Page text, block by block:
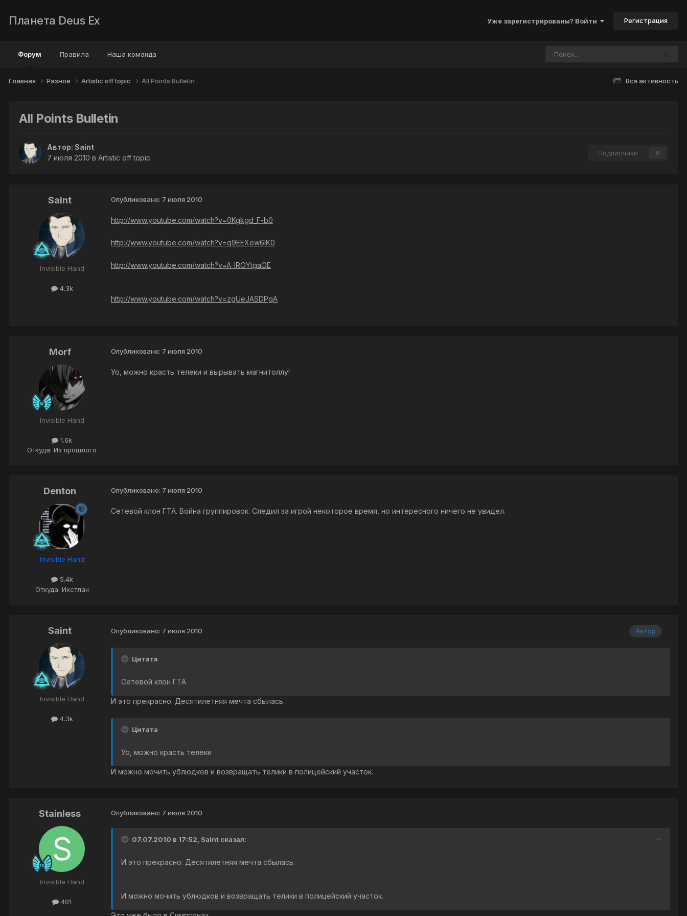
Планета Deus Ex Уже зарегистрированы? Войти Регистрация
Форум Правила Наша команда
Вся активность
Главная Разное Artistic off topic All Points Bulletin
All Points Bulletin
Автор: Saint
7 июля 2010 в Artistic off topic
Подписчики 0
Saint
Invisible Hand
4.3k
Опубликовано: 7 июля 2010
http://www.youtube.com/watch?v=0Kgkgd_F-b0
http://www.youtube.com/watch?v=q9EEXew6IK0
http://www.youtube.com/watch?v=A-IROYtgaOE
http://www.youtube.com/watch?v=zgUeJASDPgA
Morf
Invisible Hand
1.6k
Откуда: Из прошлого
Опубликовано: 7 июля 2010
Уо, можно красть телеки и вырывать магнитоллу!
Denton
Invisible Hand
5.4k
Откуда: Икстлан
Опубликовано: 7 июля 2010
Сетевой клон ГТА. Война группировок. Следил за игрой некоторое время, но интересного ничего не увидел.
Saint
Invisible Hand
4.3k
Автор
Опубликовано: 7 июля 2010
Цитата
Сетевой клон ГТА
И это прекрасно. Десятилетняя мечта сбылась.
Цитата
Уо, можно красть телеки
И можно мочить ублюдков и возвращать телики в полицейский участок.
Stainless
Invisible Hand
401
Опубликовано: 7 июля 2010
07.07.2010 в 17:52, Saint сказал:
И это прекрасно. Десятилетняя мечта сбылась.
И можно мочить ублюдков и возвращать телики в полицейский участок.